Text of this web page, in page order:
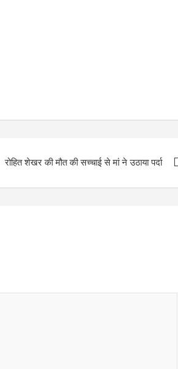
रोहित शेखर की मौत की सच्चाई से मां ने उठाया पर्दा